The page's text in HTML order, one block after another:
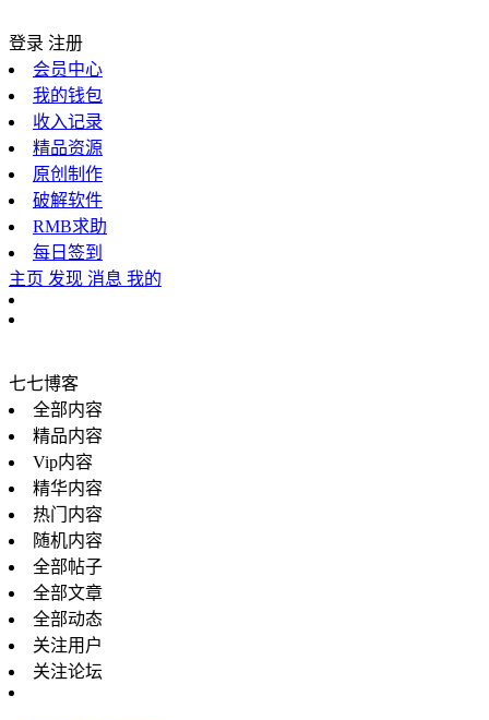
登录 注册
会员中心
我的钱包
收入记录
精品资源
原创制作
破解软件
RMB求助
每日签到
主页 发现 消息 我的
七七博客
全部内容
精品内容
Vip内容
精华内容
热门内容
随机内容
全部帖子
全部文章
全部动态
关注用户
关注论坛